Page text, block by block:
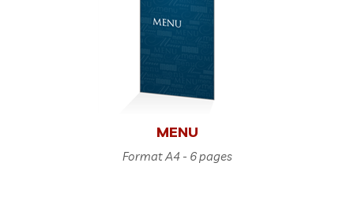
MENU
Format A4 - 6 pages